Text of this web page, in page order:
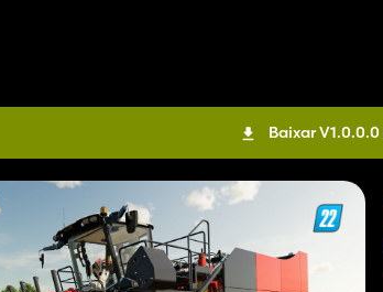
Baixar V1.0.0.0